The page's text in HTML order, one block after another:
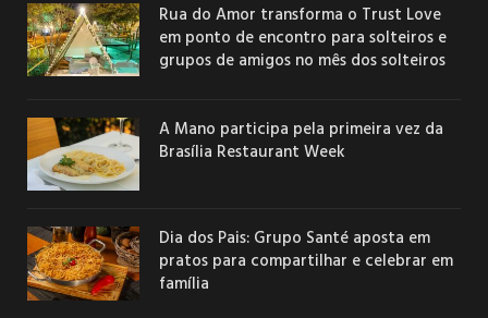
Rua do Amor transforma o Trust Love
em ponto de encontro para solteiros e
grupos de amigos no mês dos solteiros
A Mano participa pela primeira vez da
Brasília Restaurant Week
Dia dos Pais: Grupo Santé aposta em
pratos para compartilhar e celebrar em
família